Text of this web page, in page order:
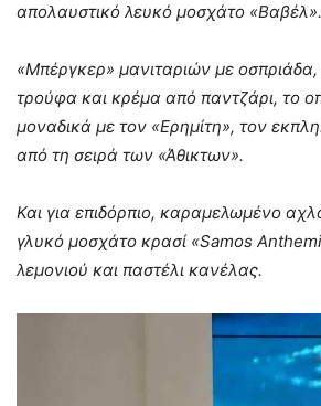
απολαυστικό λευκό μοσχάτο «Βαβέλ».
«Μπέργκερ» μανιταριών με
τρούφα και κρέμα από παντζάρι, το
μοναδικά με τον «Ερημίτη», τον
από τη σειρά των «Άθικτων».
Και για επιδόρπιο, καραμελωμένο
γλυκό μοσχάτο κρασί «Samos
λεμονιού και παστέλι κανέλας.